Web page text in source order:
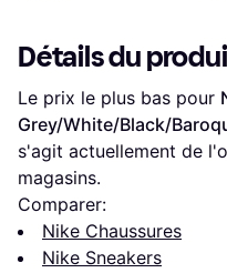
Détails du
Le prix le plus bas pour
Grey/White/Black/
s'agit actuellement de
magasins.
Comparer:
Nike Chaussures
Nike Sneakers